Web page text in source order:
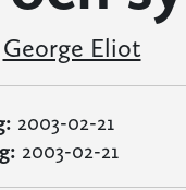
George Eliot
2003-02-21
2003-02-21